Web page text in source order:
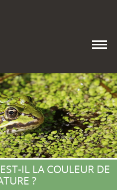
IL LA COULEUR DE
?